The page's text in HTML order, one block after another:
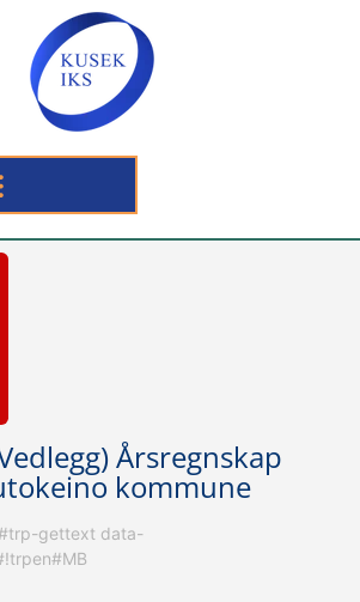
Årsregnskap
kommune
gettext data-